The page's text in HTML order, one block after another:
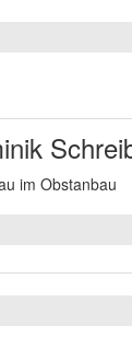
im Obstanbau